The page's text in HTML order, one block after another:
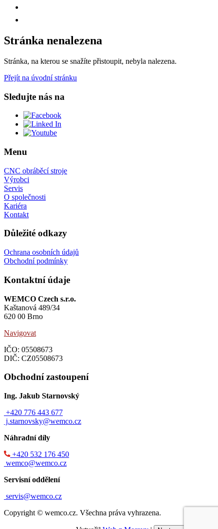
Stránka nenalezena
Stránka, na kterou se snažíte přistoupit, nebyla nalezena.
Přejít na úvodní stránku
Sledujte nás na
Menu
CNC obráběcí stroje
Výrobci
Servis
O společnosti
Kariéra
Kontakt
Důležité odkazy
Ochrana osobních údajů
Obchodní podmínky
Kontaktní údaje
WEMCO Czech s.r.o.
Kaštanová 489/34
620 00 Brno
Navigovat
IČO: 05508673
DIČ: CZ05508673
Obchodní zastoupení
Ing. Jakub Starnovský
+420 776 443 677
j.starnovsky@wemco.cz
Náhradní díly
+420 532 176 450
wemco@wemco.cz
Servisní oddělení
servis@wemco.cz
Copyright © wemco.cz. Všechna práva vyhrazena.